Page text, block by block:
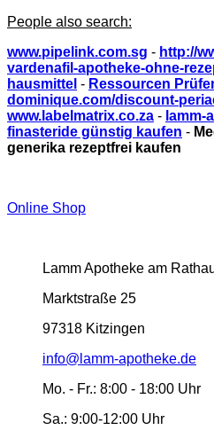
People also search:
www.pipelink.com.sg - http://
vardenafil-apotheke-ohne-
hausmittel - Ressourcen
dominique.com/discount-
www.labelmatrix.co.za - lamm-
finasteride günstig kaufen -
generika rezeptfrei kaufen
Online Shop
Lamm Apotheke am
Marktstraße 25
97318 Kitzingen
info@lamm-apotheke.de
Mo. - Fr.: 8:00 - 18:00 Uhr
Sa.: 9:00-12:00 Uhr